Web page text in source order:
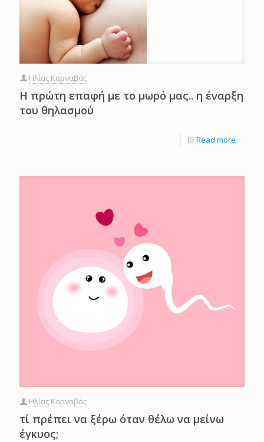
Ηλίας Καρναβάς
Η πρώτη επαφή με το μωρό μας.. η έναρξη
του θηλασμού
Read more
Ηλίας Καρναβάς
τί πρέπει να ξέρω όταν θέλω να μείνω
έγκυος;